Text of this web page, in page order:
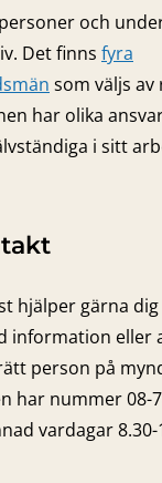
och
Det finns fyra
som väljs av
har olika
i sitt
hjälper gärna
information eller
person på
har nummer 08-
vardagar 8.30-